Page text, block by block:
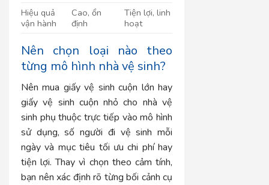
Hiệu quả
vận hành
Cao, ổn
định
Tiện lợi, linh
hoạt
Nên chọn loại nào theo
từng mô hình nhà vệ sinh?
Nên mua giấy vệ sinh cuộn lớn hay
giấy vệ sinh cuộn nhỏ cho nhà vệ
sinh phụ thuộc trực tiếp vào mô hình
sử dụng, số người đi vệ sinh mỗi
ngày và mục tiêu tối ưu chi phí hay
tiện lợi. Thay vì chọn theo cảm tính,
bạn nên xác định rõ từng bối cảnh cụ